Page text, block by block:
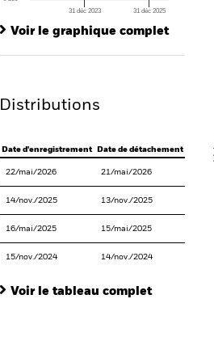
31 déc 2023 31 déc 2025
Voir le graphique complet
Distributions
Date d'enregistrement Date de détachement Date
22/mai/2026 21/mai/2026
14/nov./2025 13/nov./2025 26/
16/mai/2025 15/mai/2025
15/nov./2024 14/nov./2024
Voir le tableau complet